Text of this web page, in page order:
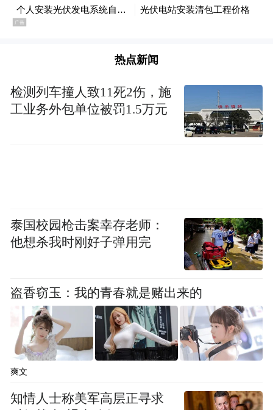
热点新闻
检测列车撞人致11死2伤，施
工业务外包单位被罚1.5万元
泰国校园枪击案幸存老师：
他想杀我时刚好子弹用完
盗香窃玉：我的青春就是赌出来的
爽文
知情人士称美军高层正寻求